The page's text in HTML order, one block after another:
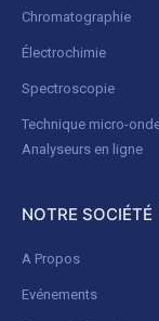
Chromatographie
Électrochimie
Spectroscopie
Technique micro-
Analyseurs en ligne
NOTRE SOCIÉTÉ
A Propos
Evénements